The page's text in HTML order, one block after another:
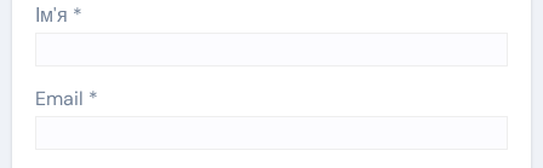
Ім'я *
Email *